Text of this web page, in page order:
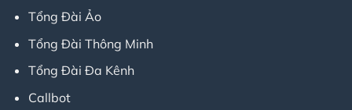
Tổng Đài Ảo
Tổng Đài Thông Minh
Tổng Đài Đa Kênh
Callbot